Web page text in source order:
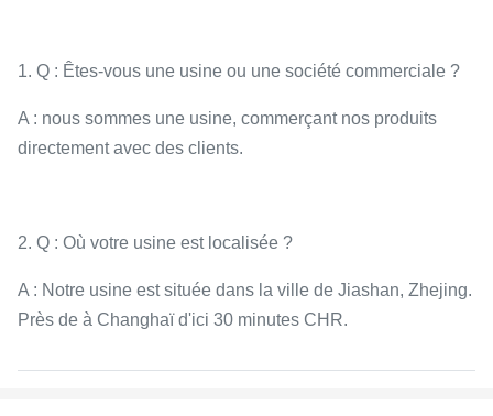
1. Q : Êtes-vous une usine ou une société commerciale ?
A : nous sommes une usine, commerçant nos produits
directement avec des clients.
2. Q : Où votre usine est localisée ?
A : Notre usine est située dans la ville de Jiashan, Zhejing.
Près de à Changhaï d'ici 30 minutes CHR.